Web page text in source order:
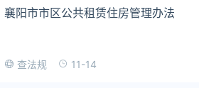
襄阳市市区公共租赁住房管理办法
查法规 11-14